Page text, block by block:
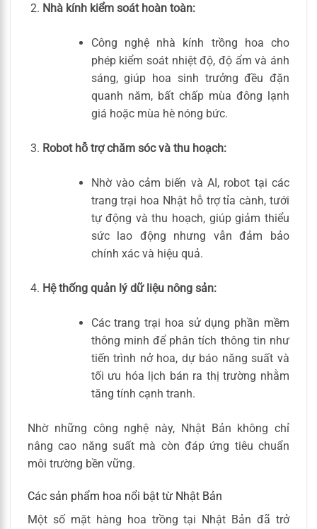
Nhà kính kiểm soát hoàn toàn:
Công nghệ nhà kính trồng hoa cho
phép kiểm soát nhiệt độ, độ ẩm và ánh
sáng, giúp hoa sinh trưởng đều đặn
quanh năm, bất chấp mùa đông lạnh
giá hoặc mùa hè nóng bức.
Robot hỗ trợ chăm sóc và thu hoạch:
Nhờ vào cảm biến và AI, robot tại các
trang trại hoa Nhật hỗ trợ tỉa cành, tưới
tự động và thu hoạch, giúp giảm thiểu
sức lao động nhưng vẫn đảm bảo
chính xác và hiệu quả.
Hệ thống quản lý dữ liệu nông sản:
Các trang trại hoa sử dụng phần mềm
thông minh để phân tích thông tin như
tiến trình nở hoa, dự báo năng suất và
tối ưu hóa lịch bán ra thị trường nhằm
tăng tính cạnh tranh.
Nhờ những công nghệ này, Nhật Bản không chỉ
nâng cao năng suất mà còn đáp ứng tiêu chuẩn
môi trường bền vững.
Các sản phẩm hoa nổi bật từ Nhật Bản
Một số mặt hàng hoa trồng tại Nhật Bản đã trở